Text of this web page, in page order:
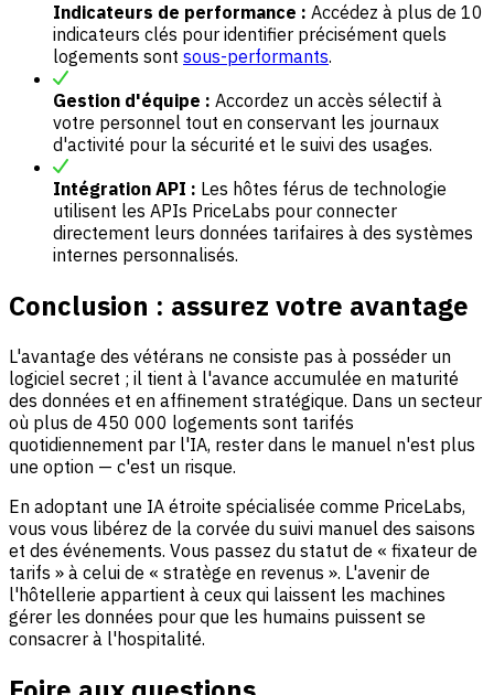
Indicateurs de performance : Accédez à plus de 10
indicateurs clés pour identifier précisément quels
logements sont sous-performants.
Gestion d'équipe : Accordez un accès sélectif à
votre personnel tout en conservant les journaux
d'activité pour la sécurité et le suivi des usages.
Intégration API : Les hôtes férus de technologie
utilisent les APIs PriceLabs pour connecter
directement leurs données tarifaires à des systèmes
internes personnalisés.
Conclusion : assurez votre avantage
L'avantage des vétérans ne consiste pas à posséder un
logiciel secret ; il tient à l'avance accumulée en maturité
des données et en affinement stratégique. Dans un secteur
où plus de 450 000 logements sont tarifés
quotidiennement par l'IA, rester dans le manuel n'est plus
une option — c'est un risque.
En adoptant une IA étroite spécialisée comme PriceLabs,
vous vous libérez de la corvée du suivi manuel des saisons
et des événements. Vous passez du statut de « fixateur de
tarifs » à celui de « stratège en revenus ». L'avenir de
l'hôtellerie appartient à ceux qui laissent les machines
gérer les données pour que les humains puissent se
consacrer à l'hospitalité.